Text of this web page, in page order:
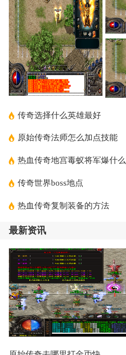
传奇选择什么英雄最好
原始传奇法师怎么加点技能
热血传奇地宫毒蚁将军爆什么
传奇世界boss地点
热血传奇复制装备的方法
最新资讯